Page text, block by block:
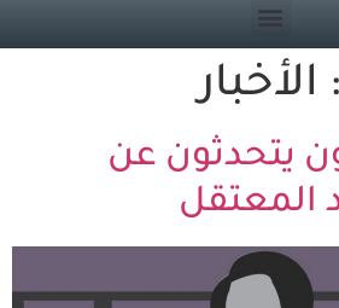
الأخبار
يتحدثون عن
المعتقل